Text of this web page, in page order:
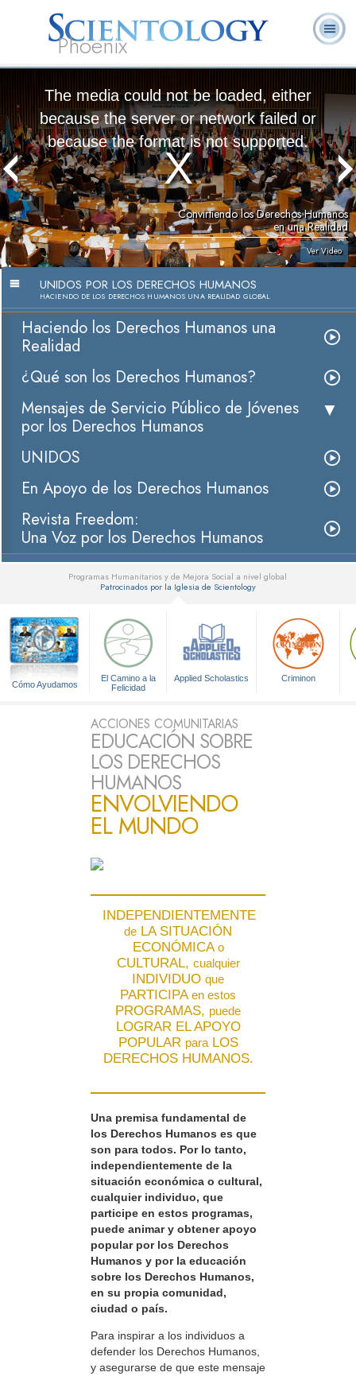
Phoenix
The media could not be loaded, either
because the server or network failed or
because the format is not supported.
Convirtiendo los Derechos Humanos
en una Realidad
Ver Video
UNIDOS POR LOS DERECHOS HUMANOS
HACIENDO DE LOS DERECHOS HUMANOS UNA REALIDAD GLOBAL
Haciendo los Derechos Humanos una
Realidad
¿Qué son los Derechos Humanos?
Mensajes de Servicio Público de Jóvenes
por los Derechos Humanos
UNIDOS
En Apoyo de los Derechos Humanos
Revista Freedom:
Una Voz por los Derechos Humanos
Programas Humanitarios y de Mejora Social a nivel global
Patrocinados por la Iglesia de Scientology
Cómo Ayudamos
El Camino a la
Felicidad
Applied Scholastics Criminon
ACCIONES COMUNITARIAS
EDUCACIÓN SOBRE
LOS DERECHOS
HUMANOS
ENVOLVIENDO
EL MUNDO
INDEPENDIENTEMENTE
de LA SITUACIÓN
ECONÓMICAo
CULTURAL, cualquier
INDIVIDUO que
PARTICIPAen estos
PROGRAMAS, puede
LOGRAR EL APOYO
POPULAR paraLOS
DERECHOS HUMANOS.
Una premisa fundamental de
los Derechos Humanos es que
son para todos. Por lo tanto,
independientemente de la
situación económica o cultural,
cualquier individuo, que
participe en estos programas,
puede animar y obtener apoyo
popular por los Derechos
Humanos y por la educación
sobre los Derechos Humanos,
en su propia comunidad,
ciudad o país.
Para inspirar a los individuos a
defender los Derechos Humanos,
y asegurarse de que este mensaje